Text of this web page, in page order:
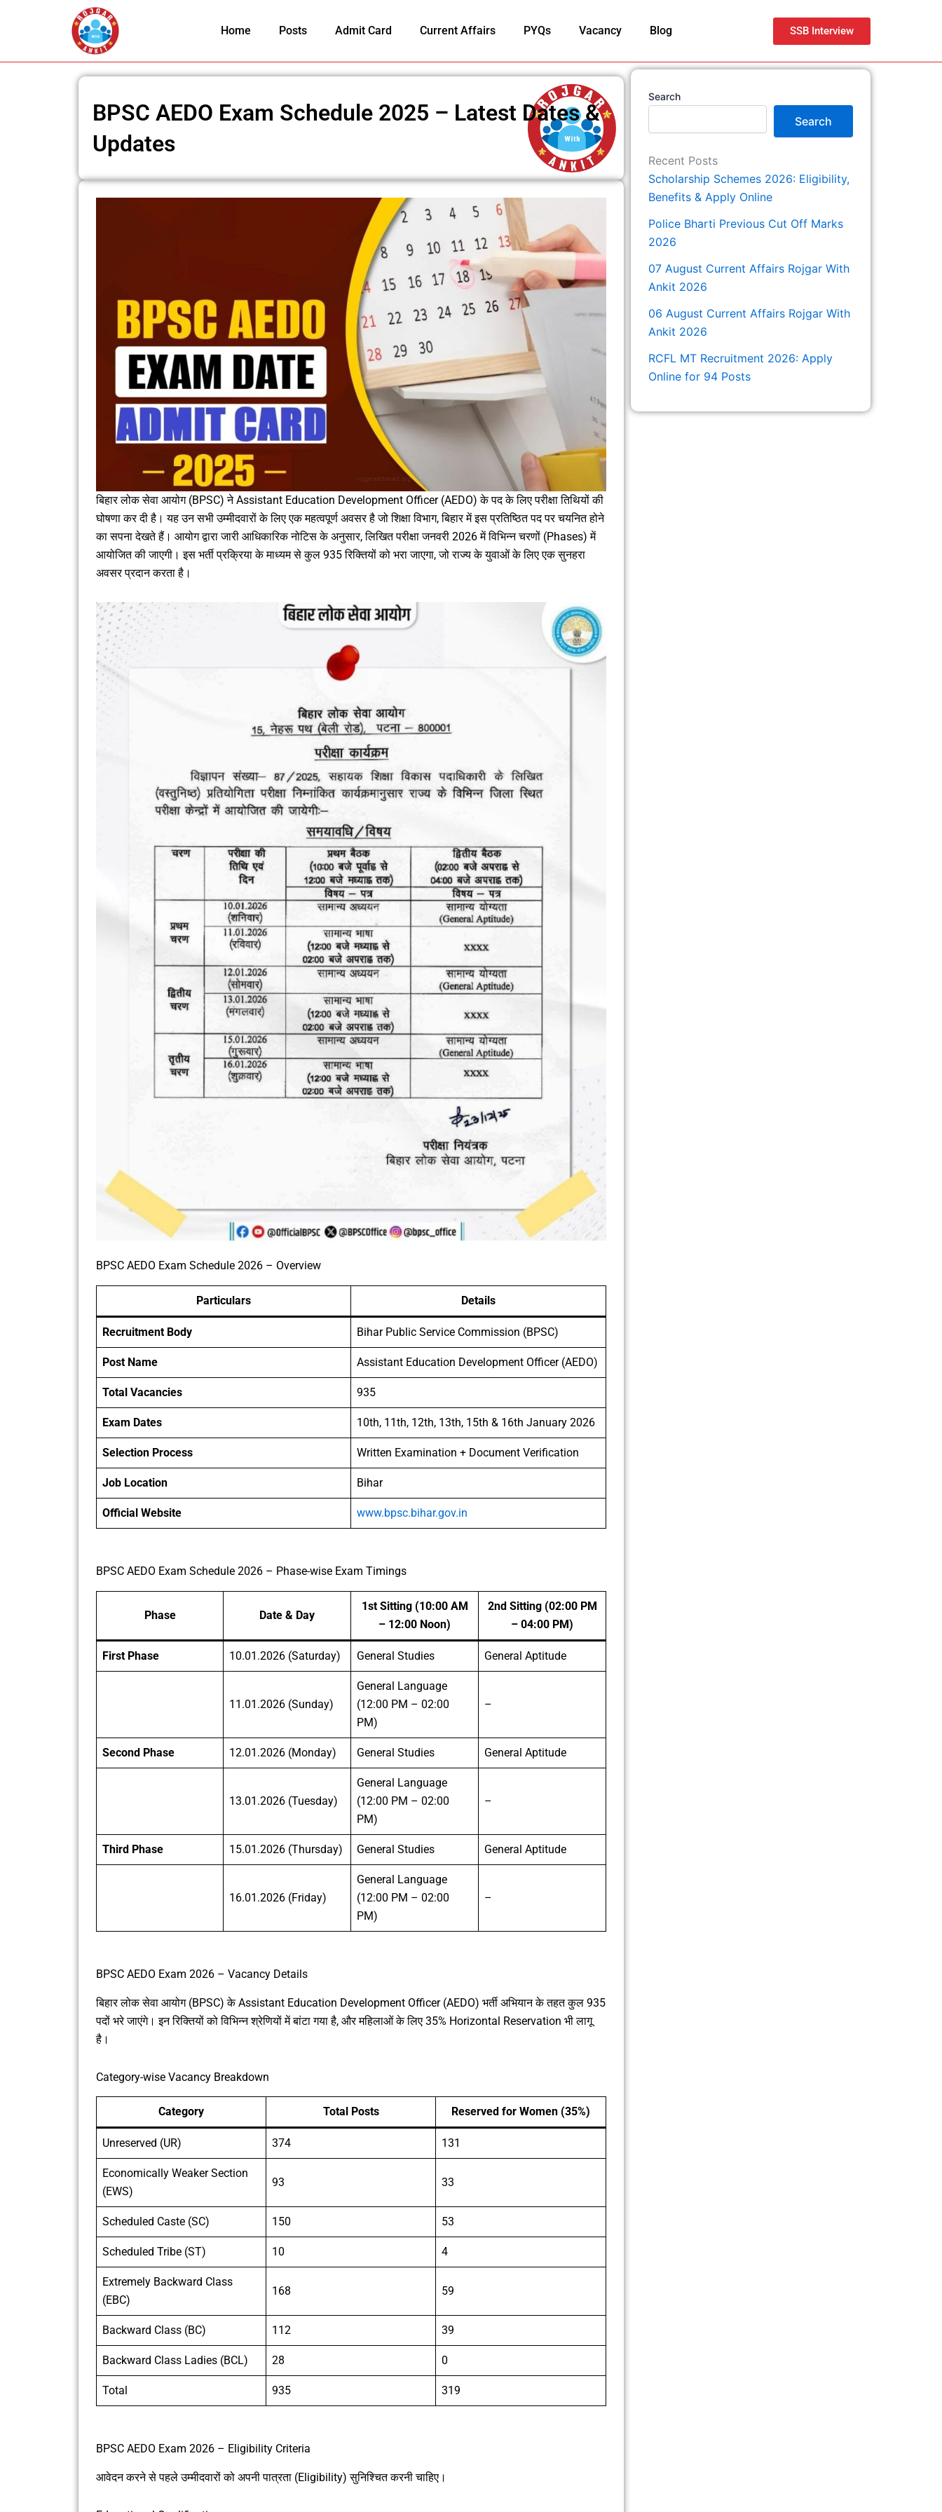
Home Posts Admit Card Current Affairs PYQs Vacancy Blog SSB Interview
BPSC AEDO Exam Schedule 2025 – Latest Dates &
Updates
बिहार लोक सेवा आयोग (BPSC) ने Assistant Education Development Officer (AEDO) के पद के लिए परीक्षा तिथियों की
घोषणा कर दी है। यह उन सभी उम्मीदवारों के लिए एक महत्वपूर्ण अवसर है जो शिक्षा विभाग, बिहार में इस प्रतिष्ठित पद पर चयनित होने
का सपना देखते हैं। आयोग द्वारा जारी आधिकारिक नोटिस के अनुसार, लिखित परीक्षा जनवरी 2026 में विभिन्न चरणों (Phases) में
आयोजित की जाएगी। इस भर्ती प्रक्रिया के माध्यम से कुल 935 रिक्तियों को भरा जाएगा, जो राज्य के युवाओं के लिए एक सुनहरा
अवसर प्रदान करता है।
BPSC AEDO Exam Schedule 2026 – Overview
Particulars Details
Recruitment Body Bihar Public Service Commission (BPSC)
Post Name Assistant Education Development Officer (AEDO)
Total Vacancies 935
Exam Dates 10th, 11th, 12th, 13th, 15th & 16th January 2026
Selection Process Written Examination + Document Verification
Job Location Bihar
Official Website www.bpsc.bihar.gov.in
BPSC AEDO Exam Schedule 2026 – Phase-wise Exam Timings
Phase Date & Day
1st Sitting (10:00 AM
– 12:00 Noon)
2nd Sitting (02:00 PM
– 04:00 PM)
First Phase 10.01.2026 (Saturday) General Studies General Aptitude
11.01.2026 (Sunday)
General Language
(12:00 PM – 02:00
PM)
–
Second Phase 12.01.2026 (Monday) General Studies General Aptitude
13.01.2026 (Tuesday)
General Language
(12:00 PM – 02:00
PM)
–
Third Phase 15.01.2026 (Thursday) General Studies General Aptitude
16.01.2026 (Friday)
General Language
(12:00 PM – 02:00
PM)
–
BPSC AEDO Exam 2026 – Vacancy Details
बिहार लोक सेवा आयोग (BPSC) के Assistant Education Development Officer (AEDO) भर्ती अभियान के तहत कुल 935
पदों भरे जाएंगे। इन रिक्तियों को विभिन्न श्रेणियों में बांटा गया है, और महिलाओं के लिए 35% Horizontal Reservation भी लागू
है।
Category-wise Vacancy Breakdown
Category Total Posts Reserved for Women (35%)
Unreserved (UR) 374 131
Economically Weaker Section
(EWS)
93 33
Scheduled Caste (SC) 150 53
Scheduled Tribe (ST) 10 4
Extremely Backward Class
(EBC)
168 59
Backward Class (BC) 112 39
Backward Class Ladies (BCL) 28 0
Total 935 319
BPSC AEDO Exam 2026 – Eligibility Criteria
आवेदन करने से पहले उम्मीदवारों को अपनी पात्रता (Eligibility) सुनिश्चित करनी चाहिए।
Search
Search
Recent Posts
Scholarship Schemes 2026: Eligibility,
Benefits & Apply Online
Police Bharti Previous Cut Off Marks
2026
07 August Current Affairs Rojgar With
Ankit 2026
06 August Current Affairs Rojgar With
Ankit 2026
RCFL MT Recruitment 2026: Apply
Online for 94 Posts